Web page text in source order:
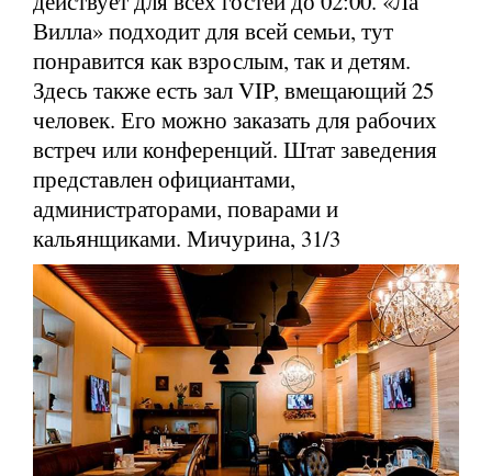
Вилла» подходит для всей семьи, тут
понравится как взрослым, так и детям.
Здесь также есть зал VIP, вмещающий 25
человек. Его можно заказать для рабочих
встреч или конференций. Штат заведения
представлен официантами,
администраторами, поварами и
кальянщиками. Мичурина, 31/3